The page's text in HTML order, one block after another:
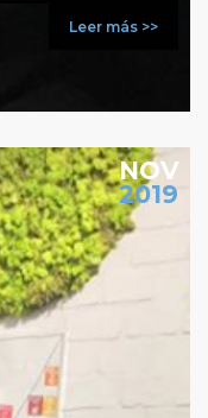
Leer más >>
NOV
2019